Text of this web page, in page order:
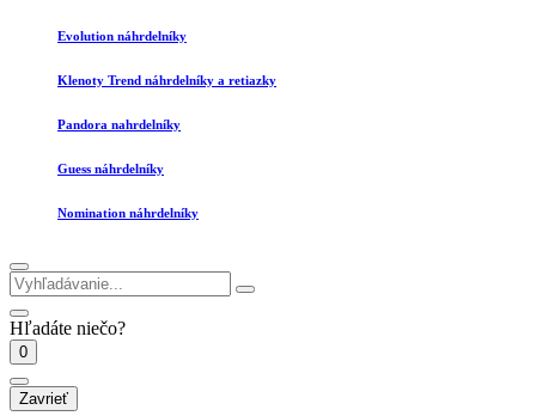
Evolution náhrdelníky
Klenoty Trend náhrdelníky a retiazky
Pandora nahrdelníky
Guess náhrdelníky
Nomination náhrdelníky
Hľadáte niečo?
0
Zavrieť